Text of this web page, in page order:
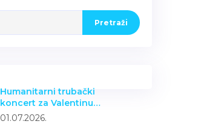
Pretraži
Humanitarni trubački
koncert za Valentinu
Marinović
01.07.2026.